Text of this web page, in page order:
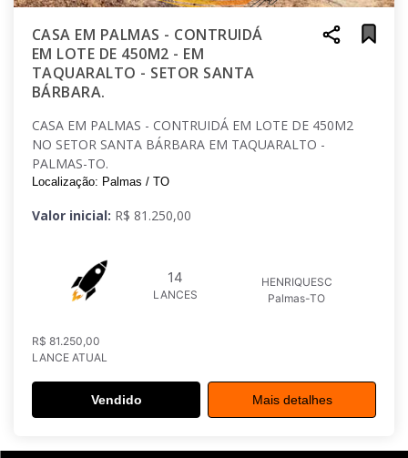
CASA EM PALMAS - CONTRUIDÁ
EM LOTE DE 450M2 - EM
TAQUARALTO - SETOR SANTA
BÁRBARA.
CASA EM PALMAS - CONTRUIDÁ EM LOTE DE 450M2
NO SETOR SANTA BÁRBARA EM TAQUARALTO -
PALMAS-TO.
Localização: Palmas / TO
Valor inicial: R$ 81.250,00
14
LANCES
HENRIQUESC
Palmas-TO
R$ 81.250,00
LANCE ATUAL
Vendido Mais detalhes